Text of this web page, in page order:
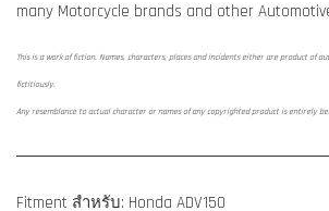
many Motorcycle brands and other
This is a work of fiction. Names, characters, places and incidents either are product of
fictitiously.
Any resemblance to actual character or names of any copyrighted product is entirely
Fitment สำหรับ: Honda ADV150